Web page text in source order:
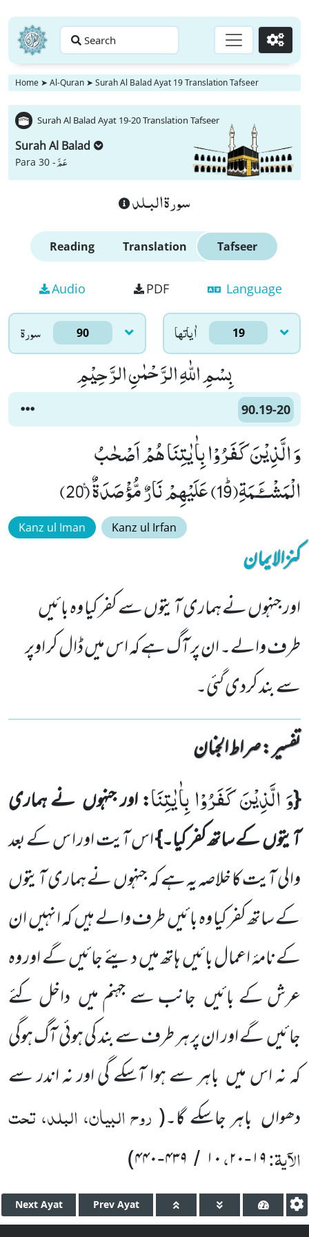
Search Go
Home ➤ Al-Quran ➤ Surah Al Balad Ayat 19 Translation Tafseer
Surah Al Balad Ayat 19-20 Translation Tafseer
Surah Al Balad
Para 30 -عَمَّ
سورة البـلد
Reading Translation Tafseer
Audio PDF Language
سورۃ 90 اٰياتها 19
بِسْمِ اللّٰهِ الرَّحْمٰنِ الرَّحِیْمِ
90.19-20
وَ الَّذِیْنَ كَفَرُوْا بِاٰیٰتِنَا هُمْ اَصْحٰبُ
الْمَشْــٴَـمَةِﭤ(19) عَلَیْهِمْ نَارٌ مُّؤْصَدَةٌ۠ (20)
Kanz ul Iman Kanz ul Irfan
کنزالایمان
اور جنہوں نے ہماری آیتوں سے کفر کیا وہ بائیں
طرف والے۔ ان پر آگ ہے کہ اس میں ڈال کر اوپر
سے بند کردی گئی۔
تفسیر : ‎صراط الجنان
{وَ الَّذِیْنَ كَفَرُوْا بِاٰیٰتِنَا: اور جنہوں نے ہماری
آیتوںکے ساتھ کفر کیا۔}اس آیت اور ا س کے بعد
والی آیت کاخلاصہ یہ ہے کہ جنہوںنے ہماری آیتوں
کے ساتھ کفر کیا وہ بائیںطرف والے ہیںکہ انہیںان
کے نامۂ اعمال بائیںہاتھ میںدیئے جائیںگے اور وہ
عرش کے بائیں جانب سے جہنم میں داخل کئے
جائیںگے اور ان پر ہر طرف سے بند کی ہوئی آگ ہوگی
کہ نہ اس میں باہر سے ہوا آسکے گی اور نہ اندر سے
دھواں باہر جاسکے گا۔( روح البیان، البلد، تحت
الآیۃ:۱۹-۲۰،۱۰ / ۴۳۹-۴۴۰)
Next Ayat Prev Ayat